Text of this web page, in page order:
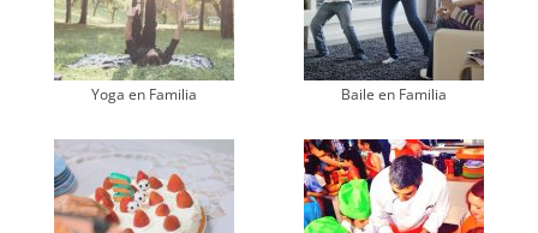
Yoga en Familia Baile en Familia